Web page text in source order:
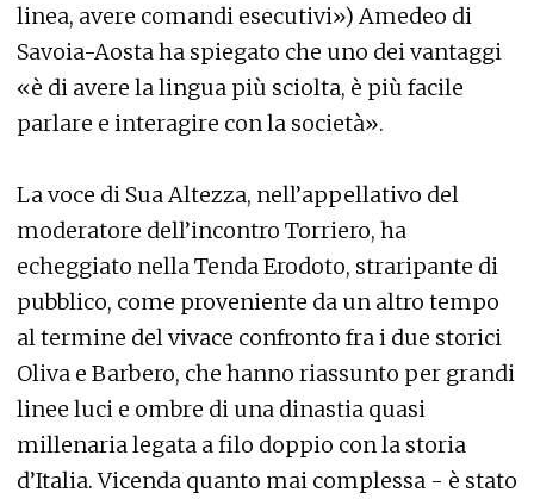
linea, avere comandi esecutivi») Amedeo di
Savoia-Aosta ha spiegato che uno dei vantaggi
«è di avere la lingua più sciolta, è più facile
parlare e interagire con la società».
La voce di Sua Altezza, nell’appellativo del
moderatore dell’incontro Torriero, ha
echeggiato nella Tenda Erodoto, straripante di
pubblico, come proveniente da un altro tempo
al termine del vivace confronto fra i due storici
Oliva e Barbero, che hanno riassunto per grandi
linee luci e ombre di una dinastia quasi
millenaria legata a filo doppio con la storia
d’Italia. Vicenda quanto mai complessa - è stato